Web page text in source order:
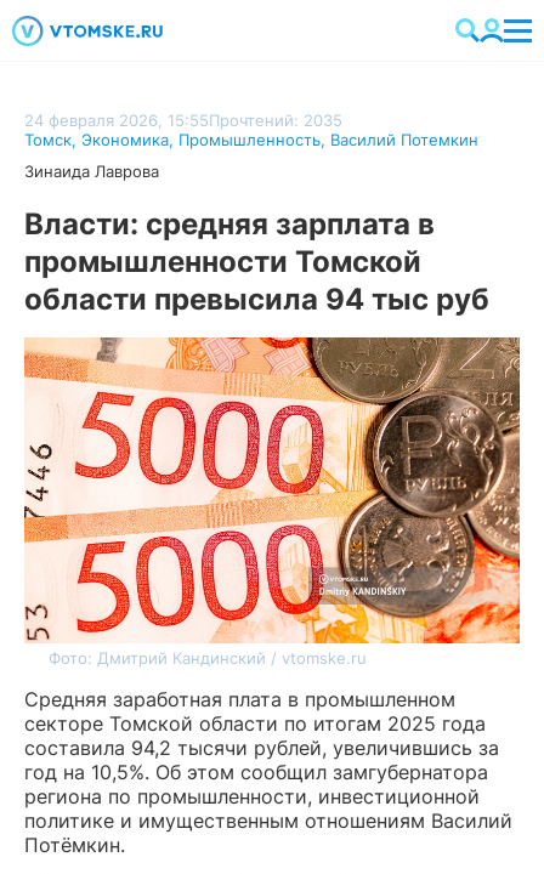
24 февраля 2026, 15:55Прочтений: 2035
Томск, Экономика, Промышленность, Василий Потемкин
Зинаида Лаврова
Власти: средняя зарплата в
промышленности Томской
области превысила 94 тыс руб
Фото: Дмитрий Кандинский / vtomske.ru
Средняя заработная плата в промышленном
секторе Томской области по итогам 2025 года
составила 94,2 тысячи рублей, увеличившись за
год на 10,5%. Об этом сообщил замгубернатора
региона по промышленности, инвестиционной
политике и имущественным отношениям Василий
Потёмкин.